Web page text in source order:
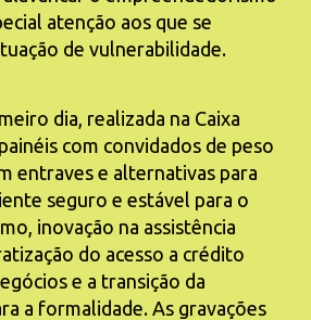
atenção aos que se
de vulnerabilidade.
dia, realizada na Caixa
com convidados de peso
entraves e alternativas para
seguro e estável para o
inovação na assistência
do acesso a crédito
e a transição da
a formalidade. As gravações